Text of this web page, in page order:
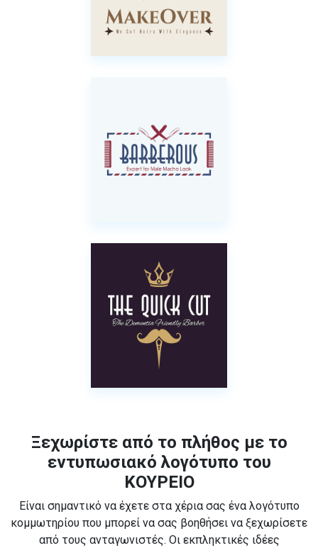
Ξεχωρίστε από το πλήθος με το
εντυπωσιακό λογότυπο του
ΚΟΥΡΕΙΟ
Είναι σημαντικό να έχετε στα χέρια σας ένα λογότυπο
κομμωτηρίου που μπορεί να σας βοηθήσει να ξεχωρίσετε
από τους ανταγωνιστές. Οι εκπληκτικές ιδέες